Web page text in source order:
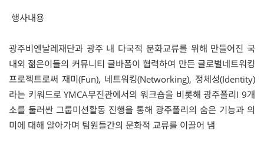
행사내용
광주비엔날레재단과 광주 내 다국적 문화교류를 위해 만들어진 국
내외 젊은이들의 커뮤니티 글바폼이 협력하여 만든 글로벌네트워킹
프로젝트로써 재미(Fun), 네트워킹(Networking), 정체성(Identity)
라는 키워드로 YMCA무진관에서의 워크숍을 비롯해 광주폴리I 9개
소를 둘러싼 그룹미션활동 진행을 통해 광주폴리의 숨은 기능과 의
미에 대해 알아가며 팀원들간의 문화적 교류를 이끌어 냄